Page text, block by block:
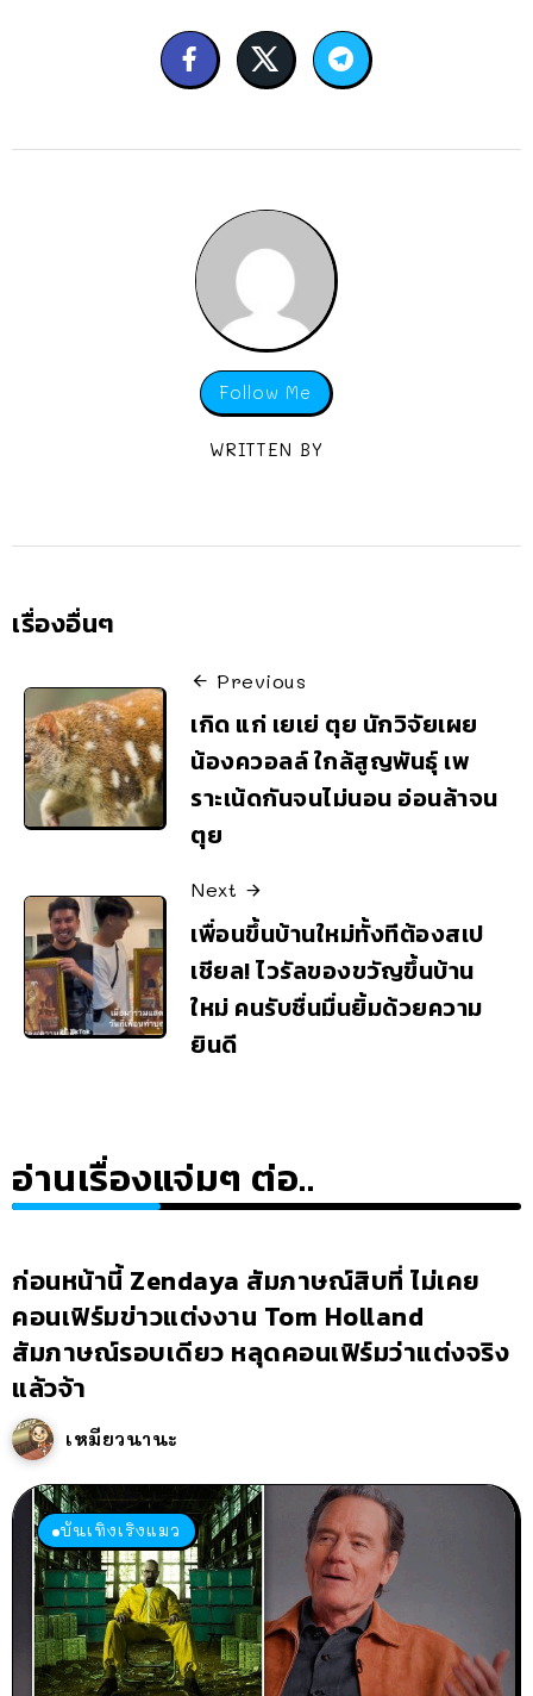
Follow Me
WRITTEN BY
เรื่องอื่นๆ
Previous
เกิด แก่ เยเย่ ตุย นักวิจัยเผย
น้องควอลล์ ใกล้สูญพันธุ์ เพ
ราะเน้ดกันจนไม่นอน อ่อนล้าจน
ตุย
Next
เพื่อนขึ้นบ้านใหม่ทั้งทีต้องสเป
เชียล! ไวรัลของขวัญขึ้นบ้าน
ใหม่ คนรับชื่นมื่นยิ้มด้วยความ
ยินดี
อ่านเรื่องแจ่มๆ ต่อ..
ก่อนหน้านี้ Zendaya สัมภาษณ์สิบที่ ไม่เคย
คอนเฟิร์มข่าวแต่งงาน Tom Holland
สัมภาษณ์รอบเดียว หลุดคอนเฟิร์มว่าแต่งจริง
แล้วจ้า
เหมียวนานะ
บันเทิงเริงแมว